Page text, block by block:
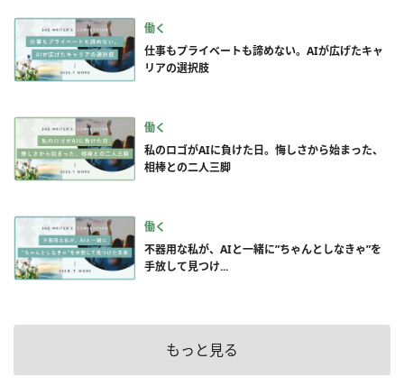
働く
仕事もプライベートも諦めない。AIが広げたキャ
リアの選択肢
働く
私のロゴがAIに負けた日。悔しさから始まった、
相棒との二人三脚
働く
不器用な私が、AIと一緒に”ちゃんとしなきゃ”を
手放して見つけ...
もっと見る